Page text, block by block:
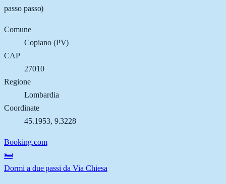
passo passo)
Comune
Copiano(PV)
CAP
27010
Regione
Lombardia
Coordinate
45.1953, 9.3228
Booking.com
🛏️
Dormi a due passi da Via Chiesa